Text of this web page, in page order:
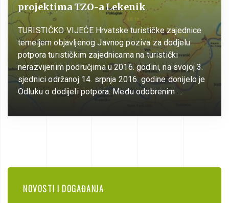
projektima TZO-a Lekenik
TURISTIČKO VIJEĆE Hrvatske turističke zajednice
temeljem objavljenog Javnog poziva za dodjelu
potpora turističkim zajednicama na turistički
nerazvijenim područjima u 2016. godini, na svojoj 3.
sjednici održanoj 14. srpnja 2016. godine donijelo je
Odluku o dodijeli potpora. Među odobrenim …
NOVOSTI I DOGAĐANJA